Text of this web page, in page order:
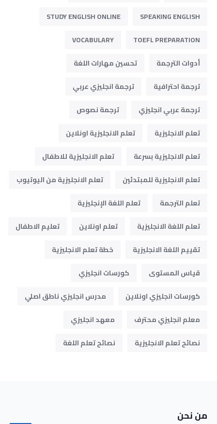
SPEAKING ENGLISH
STUDY ENGLISH ONLINE
TOEFL PREPARATION
VOCABULARY
أدوات الترجمة
تحسين مهارات اللغة
ترجمة احترافية
ترجمة انجليزي عربي
ترجمة عربي انجليزي
ترجمة نصوص
تعلم الانجليزية
تعلم الانجليزية اونلاين
تعلم الانجليزية بسرعة
تعلم الانجليزية للاطفال
تعلم الانجليزية للمبتدئين
تعلم الانجليزية من اليوتيوب
تعلم الترجمة
تعلم اللغة الإنجليزية
تعلم اللغة الانجليزية
تعلم اونلاين
تعليم الاطفال
تقييم اللغة الانجليزية
خطة تعلم الانجليزية
قياس المستوى
كورسات انجليزي
كورسات انجليزي اونلاين
مدرس انجليزي ناطق اصلي
معلم انجليزي محترف
معهد انجليزي
نصائح تعلم الانجليزية
نصائح تعلم اللغة
من نحن